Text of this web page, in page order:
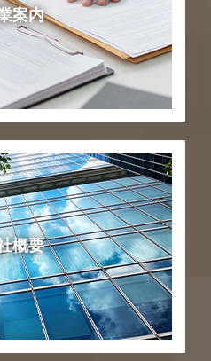
案内
概要